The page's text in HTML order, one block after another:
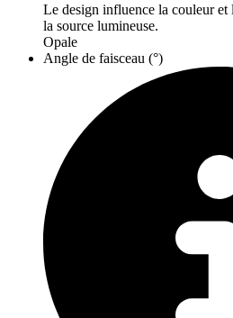
Le design influence la couleur
la source lumineuse.
Opale
Angle de faisceau (°)